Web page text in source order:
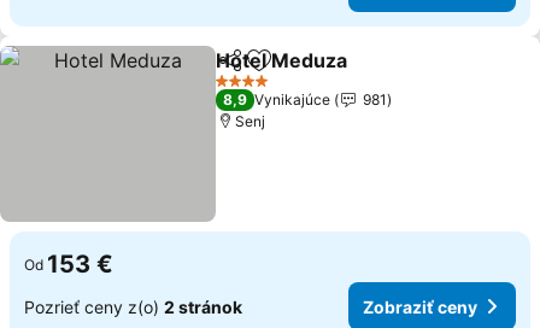
ZdieľaťPridať do obľúbených
Hotel Meduza
4 Počet hviezdičiek
8,9 Vynikajúce
981
Senj
Od 153 €
Pozrieť ceny z(o) 2 stránok Zobraziť ceny